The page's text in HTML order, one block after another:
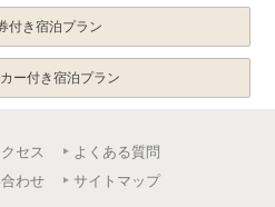
付き宿泊プラン
ー付き宿泊プラン
セス
よくある質問
わせ サイトマップ